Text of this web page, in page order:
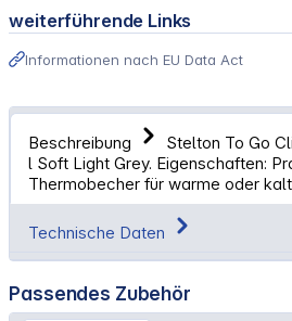
weiterführende Links
Informationen nach EU Data Act
Beschreibung
Stelton To Go
l Soft Light Grey. Eigenschaften:
Thermobecher für warme oder
Technische Daten
Passendes Zubehör